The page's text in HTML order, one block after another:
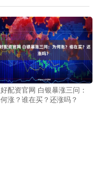
配资官网 白银暴涨三问：
涨？谁在买？还涨吗？